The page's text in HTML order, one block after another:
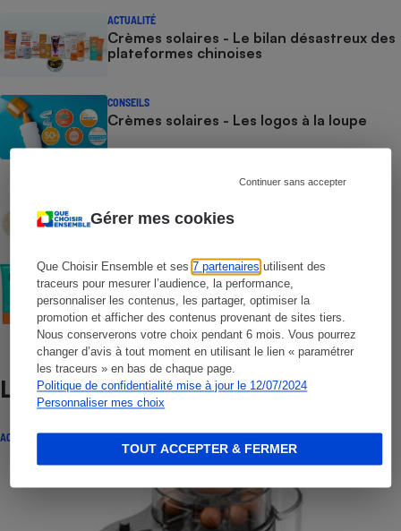
Gérer mes cookies
Que Choisir Ensemble et ses7 partenaires utilisent des
traceurs pour mesurer l’audience, la performance,
personnaliser les contenus, les partager, optimiser la
promotion et afficher des contenus provenant de sites tiers.
Nous conserverons votre choix pendant 6 mois. Vous pourrez
changer d’avis à tout moment en utilisant le lien « paramétrer
les traceurs » en bas de chaque page.
Politique de confidentialité mise à jour le 12/07/2024
Personnaliser mes choix
Continuer sans accepter
TOUT ACCEPTER & FERMER
ACTUALITÉ
Crèmes solaires - Le bilan désastreux des
plateformes chinoises
CONSEILS
Crèmes solaires - Les logos à la loupe
COMMENT NOUS TESTONS
Crèmes solaires visage - Le protocole
Lire aussi
ACTUALITÉ